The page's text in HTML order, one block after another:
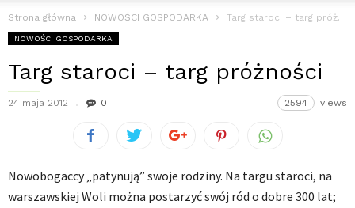
Strona główna NOWOŚCI GOSPODARKA Targ staroci – targ próżności
NOWOŚCI GOSPODARKA
Targ staroci – targ próżności
24 maja 2012 0 2594 views
Nowobogaccy „patynują” swoje rodziny. Na targu staroci, na
warszawskiej Woli można postarzyć swój ród o dobre 300 lat;